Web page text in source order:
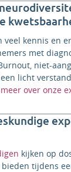
veel kennis en
met
niet-
licht
meer over onze
kijken op
tijdens